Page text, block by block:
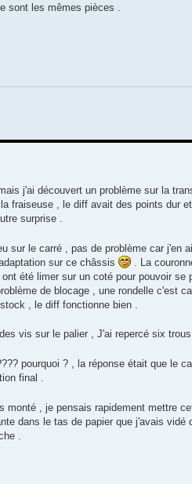
sont les mêmes pièces .
j'ai découvert un problème sur la
fraiseuse , le diff avait des points dur
surprise .
sur le carré , pas de problème car
sur ce châssis
. La
été limer sur un coté pour pouvoir
de blocage , une rondelle c'est
, le diff fonctionne bien .
vis sur le palier , J'ai repercé six
pourquoi ? , la réponse était que le
final .
monté , je pensais rapidement mettre
dans le tas de papier que j'avais vidé
.